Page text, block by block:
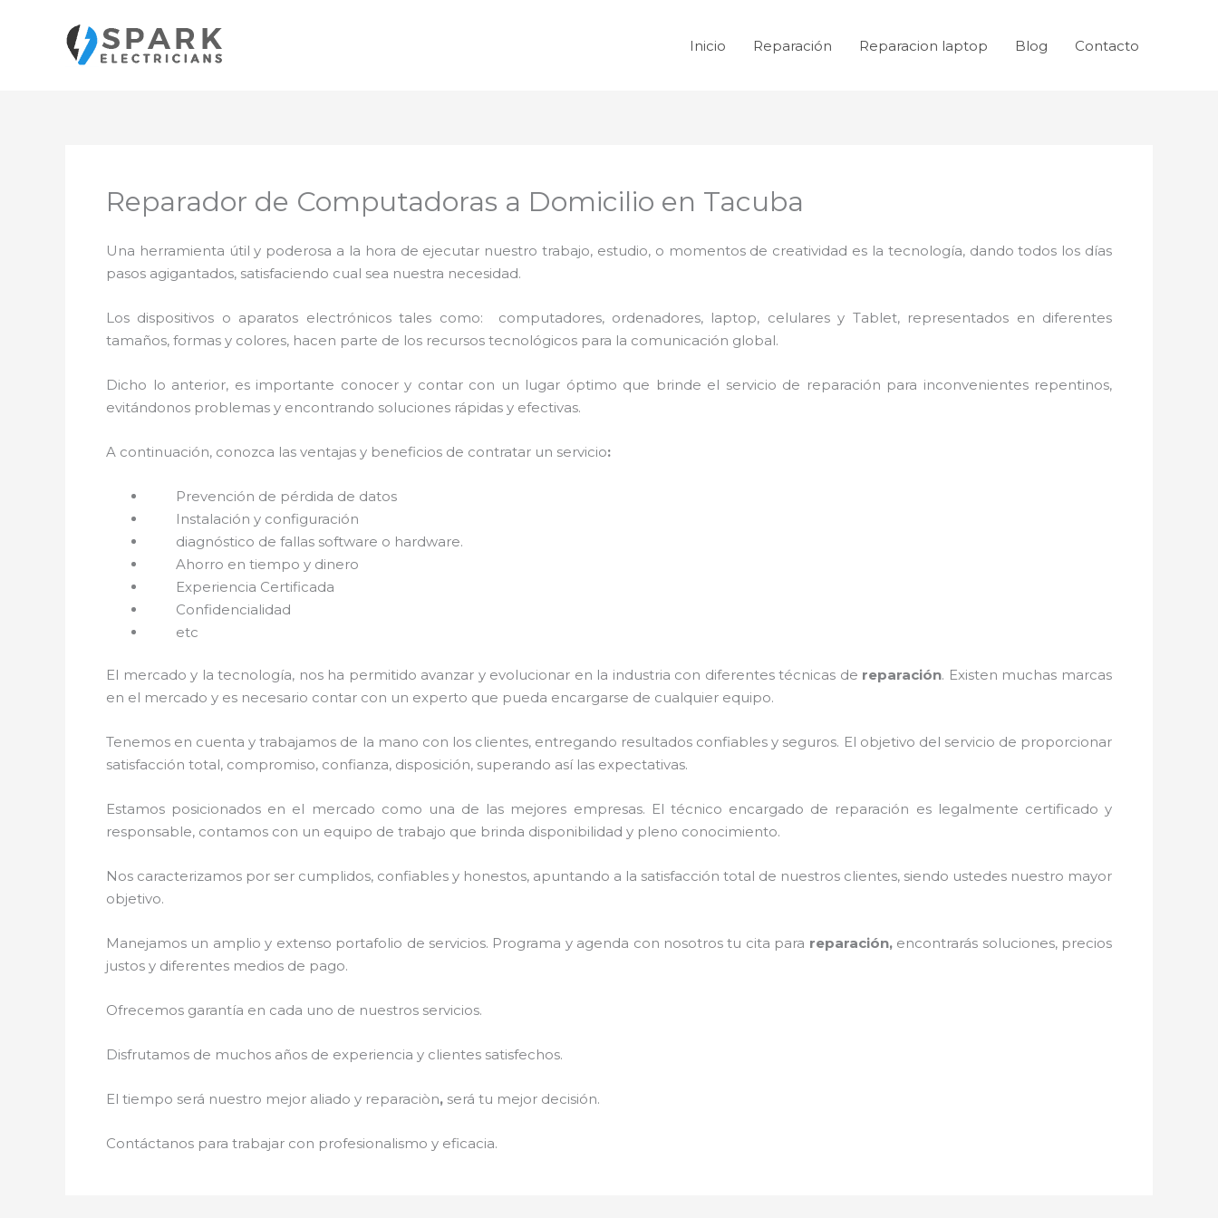
contenido
Inicio Reparación Reparacion laptop Blog Contacto
Reparador de Computadoras a Domicilio en Tacuba
Una herramienta útil y poderosa a la hora de ejecutar nuestro trabajo, estudio, o momentos de creatividad es la tecnología, dando todos los días
pasos agigantados, satisfaciendo cual sea nuestra necesidad.
Los dispositivos o aparatos electrónicos tales como: computadores, ordenadores, laptop, celulares y Tablet, representados en diferentes
tamaños, formas y colores, hacen parte de los recursos tecnológicos para la comunicación global.
Dicho lo anterior, es importante conocer y contar con un lugar óptimo que brinde el servicio de reparación para inconvenientes repentinos,
evitándonos problemas y encontrando soluciones rápidas y efectivas.
A continuación, conozca las ventajas y beneficios de contratar un servicio:
Prevención de pérdida de datos
Instalación y configuración
diagnóstico de fallas software o hardware.
Ahorro en tiempo y dinero
Experiencia Certificada
Confidencialidad
etc
El mercado y la tecnología, nos ha permitido avanzar y evolucionar en la industria con diferentes técnicas de reparación. Existen muchas marcas
en el mercado y es necesario contar con un experto que pueda encargarse de cualquier equipo.
Tenemos en cuenta y trabajamos de la mano con los clientes, entregando resultados confiables y seguros. El objetivo del servicio de proporcionar
satisfacción total, compromiso, confianza, disposición, superando así las expectativas.
Estamos posicionados en el mercado como una de las mejores empresas. El técnico encargado de reparación es legalmente certificado y
responsable, contamos con un equipo de trabajo que brinda disponibilidad y pleno conocimiento.
Nos caracterizamos por ser cumplidos, confiables y honestos, apuntando a la satisfacción total de nuestros clientes, siendo ustedes nuestro mayor
objetivo.
Manejamos un amplio y extenso portafolio de servicios. Programa y agenda con nosotros tu cita para reparación, encontrarás soluciones, precios
justos y diferentes medios de pago.
Ofrecemos garantía en cada uno de nuestros servicios.
Disfrutamos de muchos años de experiencia y clientes satisfechos.
El tiempo será nuestro mejor aliado y reparaciòn, será tu mejor decisión.
Contáctanos para trabajar con profesionalismo y eficacia.